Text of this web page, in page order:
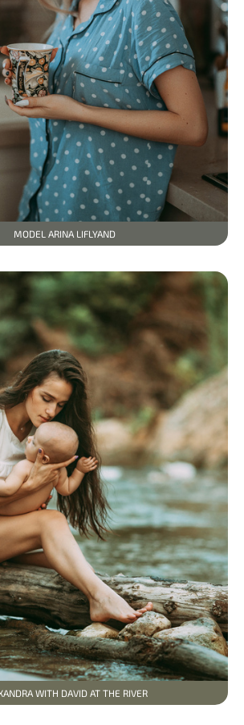
MODEL ARINA LIFLYAND
WITH DAVID AT THE RIVER